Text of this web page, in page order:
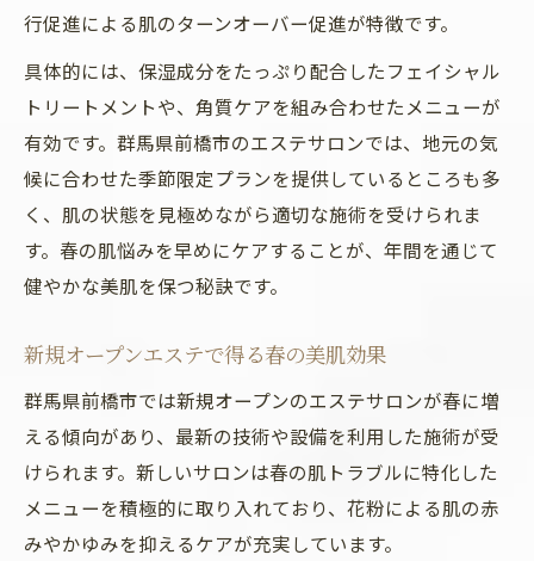
行促進による肌のターンオーバー促進が特徴です。
具体的には、保湿成分をたっぷり配合したフェイシャル
トリートメントや、角質ケアを組み合わせたメニューが
有効です。群馬県前橋市のエステサロンでは、地元の気
候に合わせた季節限定プランを提供しているところも多
く、肌の状態を見極めながら適切な施術を受けられま
す。春の肌悩みを早めにケアすることが、年間を通じて
健やかな美肌を保つ秘訣です。
新規オープンエステで得る春の美肌効果
群馬県前橋市では新規オープンのエステサロンが春に増
える傾向があり、最新の技術や設備を利用した施術が受
けられます。新しいサロンは春の肌トラブルに特化した
メニューを積極的に取り入れており、花粉による肌の赤
みやかゆみを抑えるケアが充実しています。